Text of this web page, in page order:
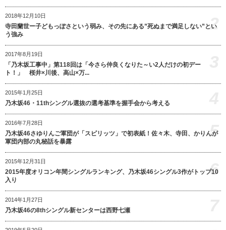
2018年12月10日
寺田蘭世ー子どもっぽさという弱み、その先にある”死ぬまで満足しない”とい
う強み
2
2017年8月19日
「乃木坂工事中」第118回は「今さら仲良くなりた～い2人だけの初デー
ト！」 桜井×川後、高山×万...
2015年1月25日
乃木坂46・11thシングル選抜の選考基準を握手会から考える
2016年7月28日
乃木坂46さゆりんご軍団が「スピリッツ」で初表紙！佐々木、寺田、かりんが
軍団内部の丸秘話を暴露
5
2015年12月31日
2015年度オリコン年間シングルランキング、乃木坂46シングル3作がトップ10
入り
6
2014年1月27日
乃木坂46の8thシングル新センターは西野七瀬